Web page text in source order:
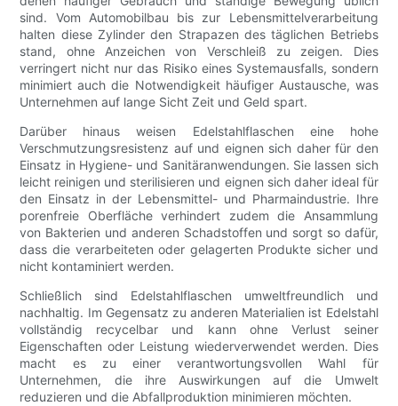
sind. Vom Automobilbau bis zur Lebensmittelverarbeitung
halten diese Zylinder den Strapazen des täglichen Betriebs
stand, ohne Anzeichen von Verschleiß zu zeigen. Dies
verringert nicht nur das Risiko eines Systemausfalls, sondern
minimiert auch die Notwendigkeit häufiger Austausche, was
Unternehmen auf lange Sicht Zeit und Geld spart.
Darüber hinaus weisen Edelstahlflaschen eine hohe
Verschmutzungsresistenz auf und eignen sich daher für den
Einsatz in Hygiene- und Sanitäranwendungen. Sie lassen sich
leicht reinigen und sterilisieren und eignen sich daher ideal für
den Einsatz in der Lebensmittel- und Pharmaindustrie. Ihre
porenfreie Oberfläche verhindert zudem die Ansammlung
von Bakterien und anderen Schadstoffen und sorgt so dafür,
dass die verarbeiteten oder gelagerten Produkte sicher und
nicht kontaminiert werden.
Schließlich sind Edelstahlflaschen umweltfreundlich und
nachhaltig. Im Gegensatz zu anderen Materialien ist Edelstahl
vollständig recycelbar und kann ohne Verlust seiner
Eigenschaften oder Leistung wiederverwendet werden. Dies
macht es zu einer verantwortungsvollen Wahl für
Unternehmen, die ihre Auswirkungen auf die Umwelt
reduzieren und die Abfallproduktion minimieren möchten.